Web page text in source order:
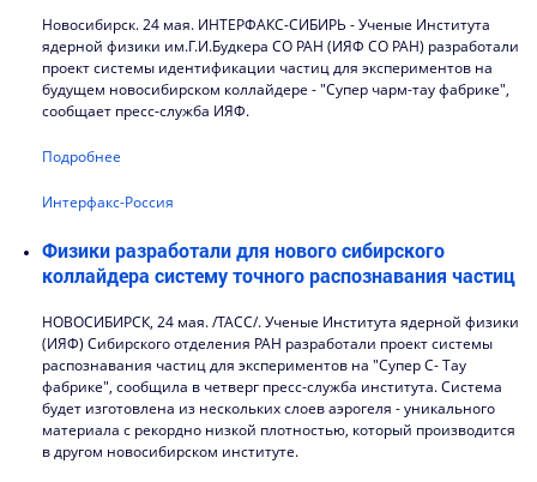
Новосибирск. 24 мая. ИНТЕРФАКС-СИБИРЬ - Ученые Института
ядерной физики им.Г.И.Будкера СО РАН (ИЯФ СО РАН) разработали
проект системы идентификации частиц для экспериментов на
будущем новосибирском коллайдере - "Супер чарм-тау фабрике",
сообщает пресс-служба ИЯФ.
Подробнее
Интерфакс-Россия
Физики разработали для нового сибирского
коллайдера систему точного распознавания частиц
НОВОСИБИРСК, 24 мая. /ТАСС/. Ученые Института ядерной физики
(ИЯФ) Сибирского отделения РАН разработали проект системы
распознавания частиц для экспериментов на "Супер С- Тау
фабрике", сообщила в четверг пресс-служба института. Система
будет изготовлена из нескольких слоев аэрогеля - уникального
материала с рекордно низкой плотностью, который производится
в другом новосибирском институте.